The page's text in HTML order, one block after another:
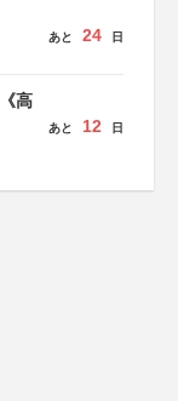
あと 24 日
高
あと 12 日